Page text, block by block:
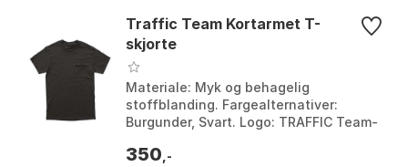
Traffic Team Kortarmet T-
skjorte
Materiale: Myk og behagelig
stoffblanding. Fargealternativer:
Burgunder, Svart. Logo: TRAFFIC Team-
Farge: Black, Burgundy. St...
350 ,-